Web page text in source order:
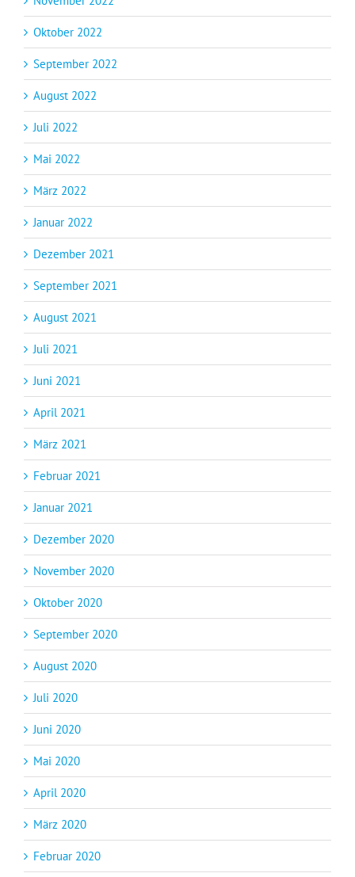
Oktober 2022
September 2022
August 2022
Juli 2022
Mai 2022
März 2022
Januar 2022
Dezember 2021
September 2021
August 2021
Juli 2021
Juni 2021
April 2021
März 2021
Februar 2021
Januar 2021
Dezember 2020
November 2020
Oktober 2020
September 2020
August 2020
Juli 2020
Juni 2020
Mai 2020
April 2020
März 2020
Februar 2020